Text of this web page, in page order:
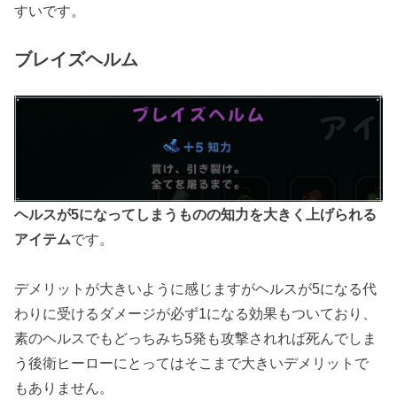
すいです。
ブレイズヘルム
ヘルスが5になってしまうものの知力を大きく上げられる
アイテムです。
デメリットが大きいように感じますがヘルスが5になる代
わりに受けるダメージが必ず1になる効果もついており、
素のヘルスでもどっちみち5発も攻撃されれば死んでしま
う後衛ヒーローにとってはそこまで大きいデメリットで
もありません。